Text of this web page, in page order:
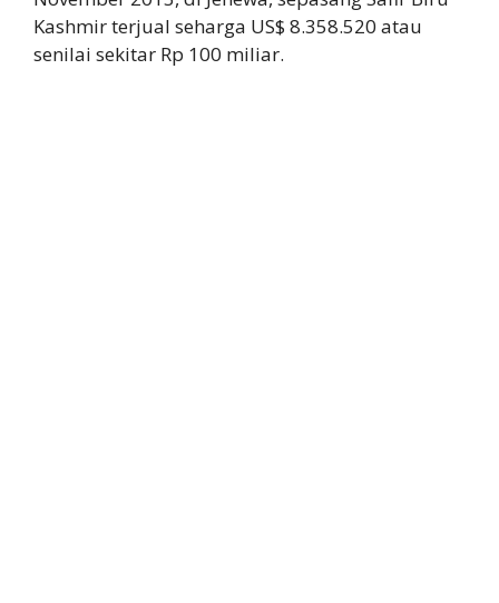
Kashmir terjual seharga US$ 8.358.520 atau
senilai sekitar Rp 100 miliar.